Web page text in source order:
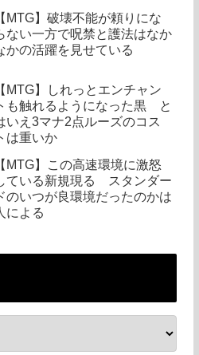
【MTG】破壊不能が頼りにな
ない一方で呪禁と護法はなか
かの活躍を見せている
【MTG】しれっとエンチャン
も触れるようになった黒 と
いえ3マナ2点ルーズのコス
は重いか
【MTG】この高速環境に激怒
ている新規現る スタンダー
のいつが良環境だったのかは
による